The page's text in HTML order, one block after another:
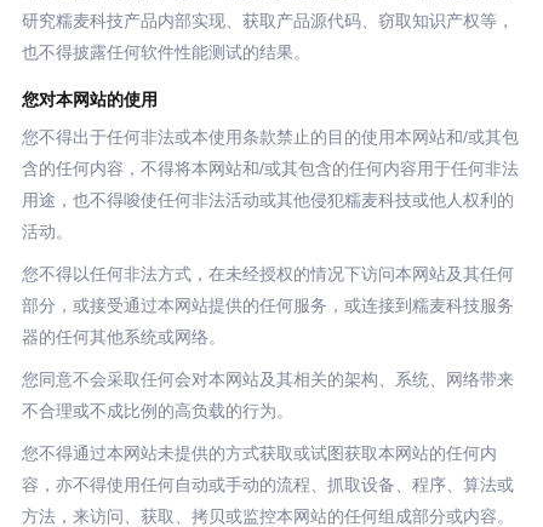
研究糯麦科技产品内部实现、获取产品源代码、窃取知识产权等，
也不得披露任何软件性能测试的结果。
您对本网站的使用
您不得出于任何非法或本使用条款禁止的目的使用本网站和/或其包
含的任何内容，不得将本网站和/或其包含的任何内容用于任何非法
用途，也不得唆使任何非法活动或其他侵犯糯麦科技或他人权利的
活动。
您不得以任何非法方式，在未经授权的情况下访问本网站及其任何
部分，或接受通过本网站提供的任何服务，或连接到糯麦科技服务
器的任何其他系统或网络。
您同意不会采取任何会对本网站及其相关的架构、系统、网络带来
不合理或不成比例的高负载的行为。
您不得通过本网站未提供的方式获取或试图获取本网站的任何内
容，亦不得使用任何自动或手动的流程、抓取设备、程序、算法或
方法，来访问、获取、拷贝或监控本网站的任何组成部分或内容。